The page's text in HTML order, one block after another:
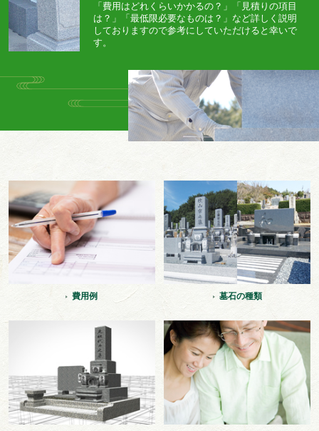
「費用はどれくらいかかるの？」「見積りの項目
は？」「最低限必要なものは？」など詳しく説明
しておりますので参考にしていただけると幸いで
す。
費用例 墓石の種類